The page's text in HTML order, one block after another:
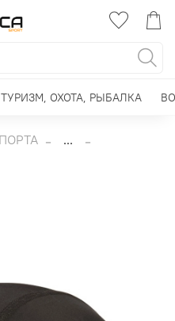
ТУРИЗМ, ОХОТА, РЫБАЛКА
...